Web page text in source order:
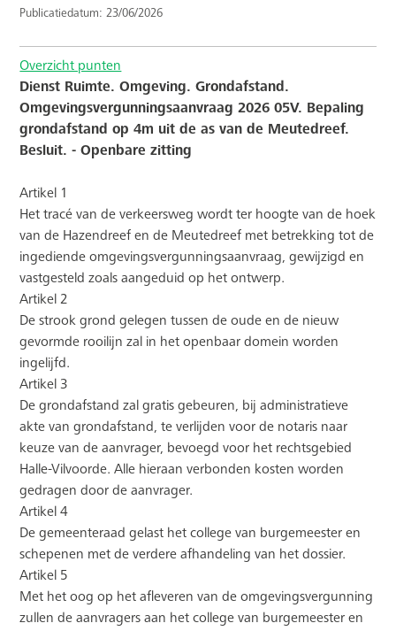
Publicatiedatum: 23/06/2026
Overzicht punten
Dienst Ruimte. Omgeving. Grondafstand.
Omgevingsvergunningsaanvraag 2026 05V. Bepaling
grondafstand op 4m uit de as van de Meutedreef.
Besluit. - Openbare zitting
Artikel 1
Het tracé van de verkeersweg wordt ter hoogte van de hoek
van de Hazendreef en de Meutedreef met betrekking tot de
ingediende omgevingsvergunningsaanvraag, gewijzigd en
vastgesteld zoals aangeduid op het ontwerp.
Artikel 2
De strook grond gelegen tussen de oude en de nieuw
gevormde rooilijn zal in het openbaar domein worden
ingelijfd.
Artikel 3
De grondafstand zal gratis gebeuren, bij administratieve
akte van grondafstand, te verlijden voor de notaris naar
keuze van de aanvrager, bevoegd voor het rechtsgebied
Halle-Vilvoorde. Alle hieraan verbonden kosten worden
gedragen door de aanvrager.
Artikel 4
De gemeenteraad gelast het college van burgemeester en
schepenen met de verdere afhandeling van het dossier.
Artikel 5
Met het oog op het afleveren van de omgevingsvergunning
zullen de aanvragers aan het college van burgemeester en